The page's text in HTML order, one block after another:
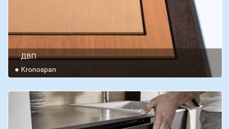
ДВП
Kronospan